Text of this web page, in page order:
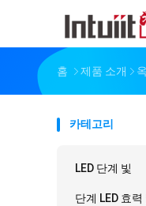
홈 제품 소개
카테고리
LED 단계 빛
단계 LED 효력